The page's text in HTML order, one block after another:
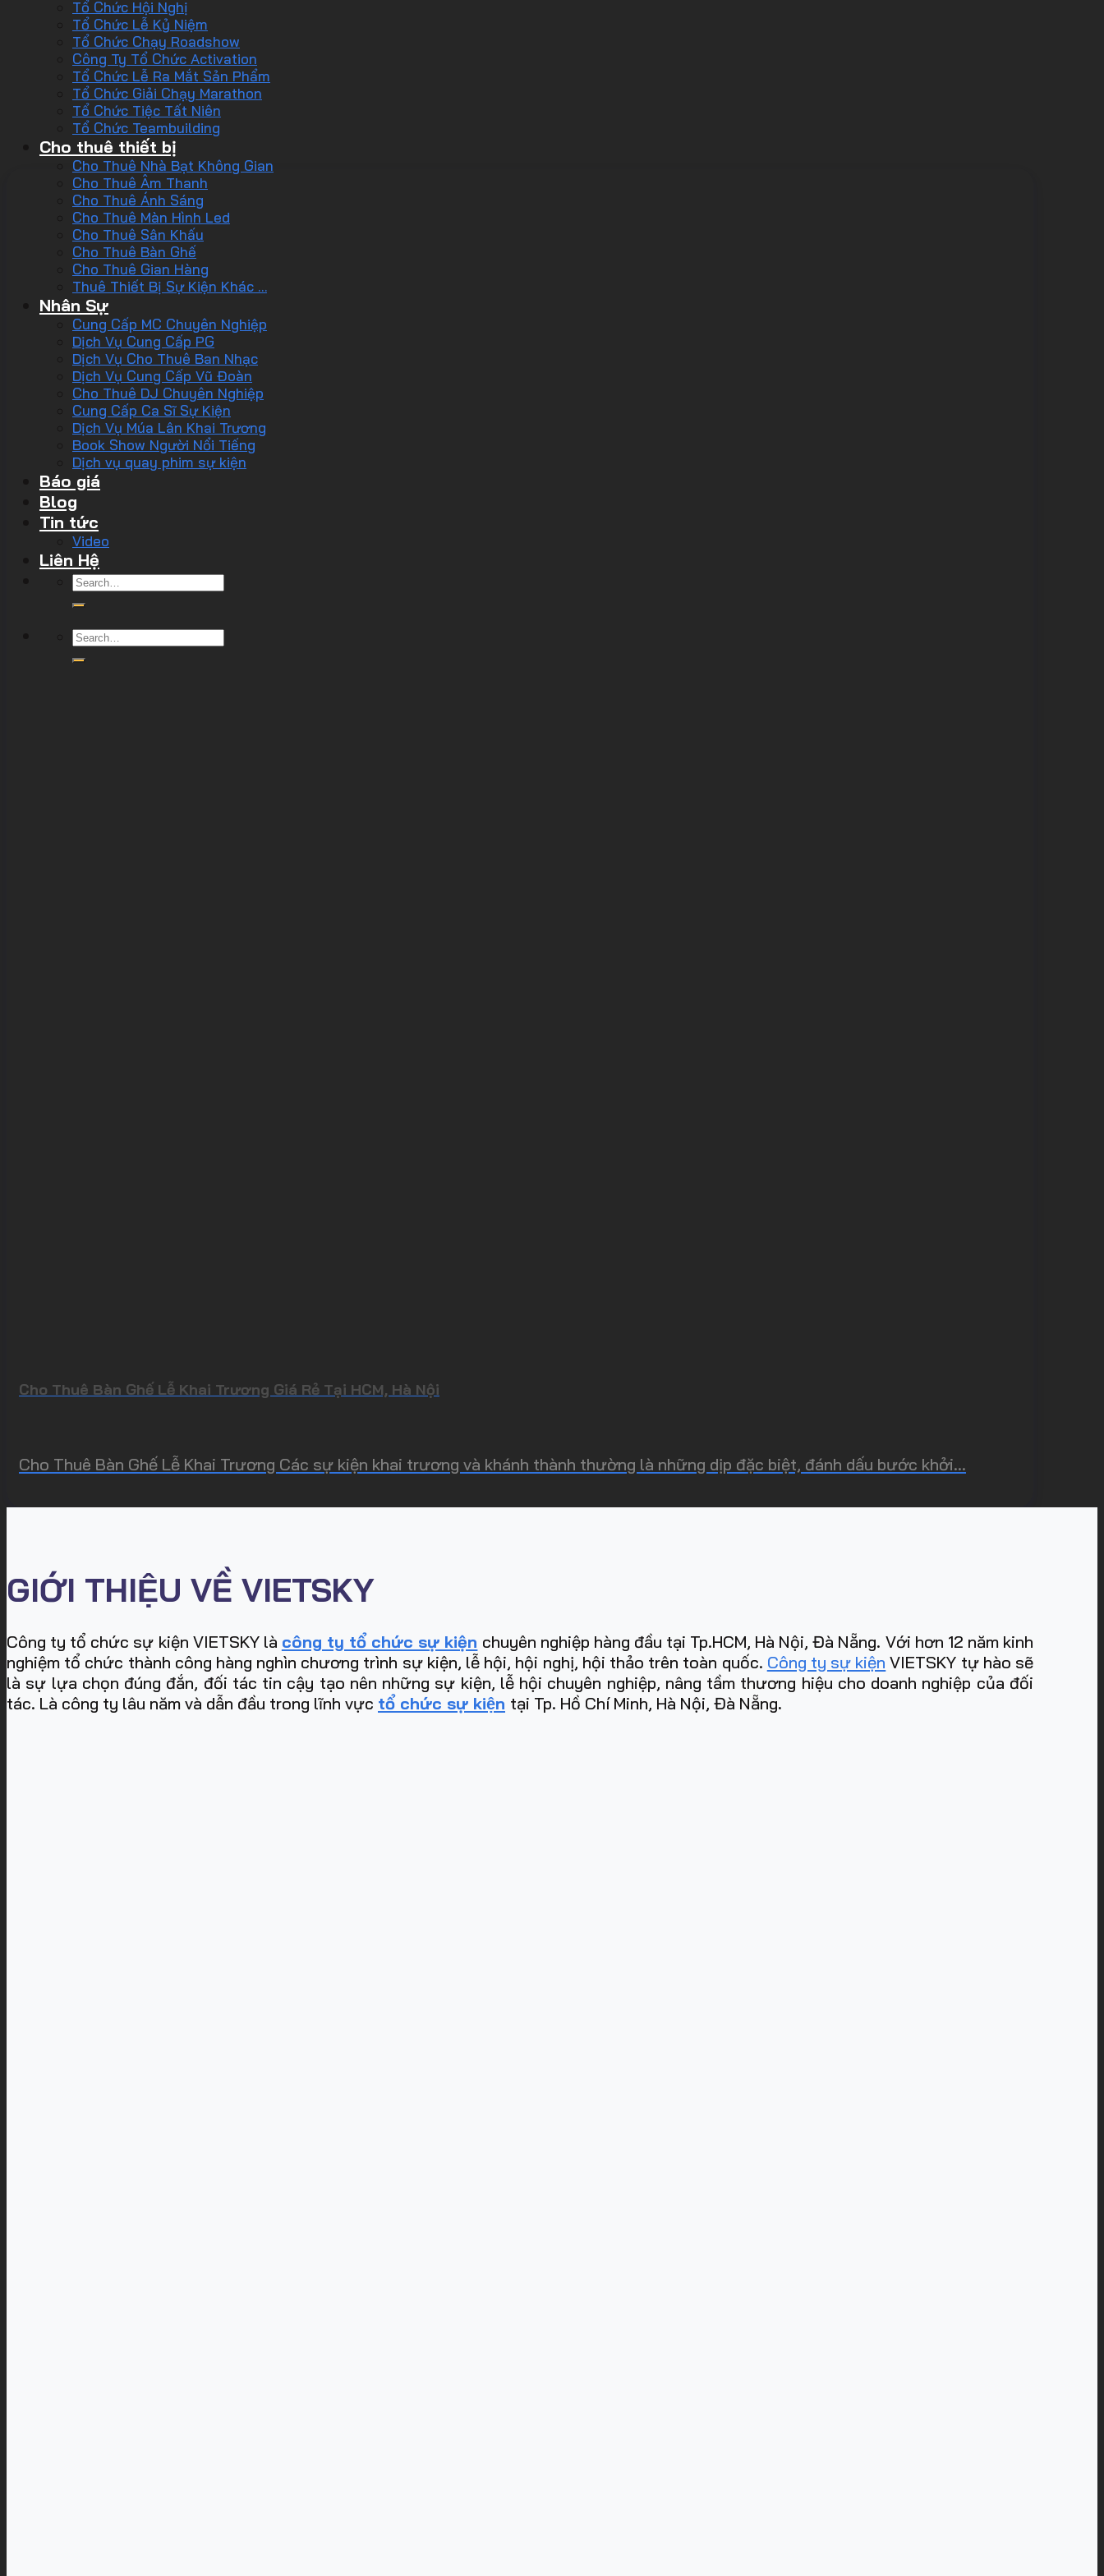
Tổ Chức Hội Nghị
Tổ Chức Lễ Kỷ Niệm
Tổ Chức Chạy Roadshow
Công Ty Tổ Chức Activation
Tổ Chức Lễ Ra Mắt Sản Phẩm
Tổ Chức Giải Chạy Marathon
Tổ Chức Tiệc Tất Niên
Tổ Chức Teambuilding
Cho thuê thiết bị
Cho Thuê Nhà Bạt Không Gian
Cho Thuê Âm Thanh
Cho Thuê Ánh Sáng
Cho Thuê Màn Hình Led
Cho Thuê Sân Khấu
Cho Thuê Bàn Ghế
Cho Thuê Gian Hàng
Thuê Thiết Bị Sự Kiện Khác …
Nhân Sự
Cung Cấp MC Chuyên Nghiệp
Dịch Vụ Cung Cấp PG
Dịch Vụ Cho Thuê Ban Nhạc
Dịch Vụ Cung Cấp Vũ Đoàn
Cho Thuê DJ Chuyên Nghiệp
Cung Cấp Ca Sĩ Sự Kiện
Dịch Vụ Múa Lân Khai Trương
Book Show Người Nổi Tiếng
Dịch vụ quay phim sự kiện
Báo giá
Blog
Tin tức
Video
Liên Hệ
Cho Thuê Bàn Ghế Lễ Khai Trương Giá Rẻ Tại HCM, Hà Nội
Cho Thuê Bàn Ghế Lễ Khai Trương Các sự kiện khai trương và khánh thành thường là những dịp đặc biệt, đánh dấu bước khởi...
GIỚI THIỆU VỀ VIETSKY
Công ty tổ chức sự kiện VIETSKY là công ty tổ chức sự kiện chuyên nghiệp hàng đầu tại Tp.HCM, Hà Nội, Đà Nẵng. Với hơn 12 năm kinh
nghiệm tổ chức thành công hàng nghìn chương trình sự kiện, lễ hội, hội nghị, hội thảo trên toàn quốc. Công ty sự kiện VIETSKY tự hào sẽ
là sự lựa chọn đúng đắn, đối tác tin cậy tạo nên những sự kiện, lễ hội chuyên nghiệp, nâng tầm thương hiệu cho doanh nghiệp của đối
tác. Là công ty lâu năm và dẫn đầu trong lĩnh vực tổ chức sự kiện tại Tp. Hồ Chí Minh, Hà Nội, Đà Nẵng.